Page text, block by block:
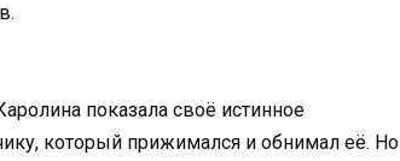
показала своё истинное
который прижимался и обнимал её. Но